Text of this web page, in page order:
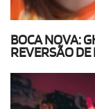
BOCA NOVA:
REVERSÃO